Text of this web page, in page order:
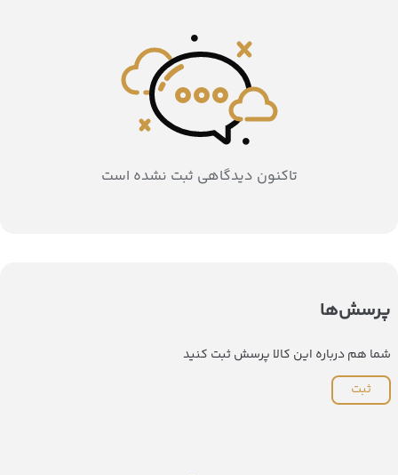
تاکنون دیدگاهی ثبت نشده است
پرسش‌ها
شما هم درباره این کالا پرسش ثبت کنید
ثبت